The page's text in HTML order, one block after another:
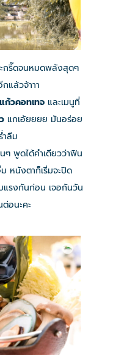
กรี๊ดจนหมดพลังสุดๆ
แล้วจ้าาา
ก้วคอทเทจ และเมนูที่
แกเอ้ยยยย มันอร่อย
ลืม
ๆ พูดได้คำเดียวว่าฟิน
หนังตาก็เริ่มจะปิด
แรงกันก่อน เจอกันวัน
อนะคะ